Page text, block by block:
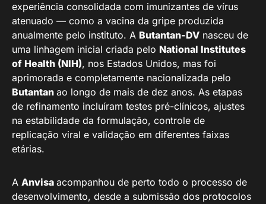
experiência consolidada com imunizantes de vírus
atenuado — como a vacina da gripe produzida
anualmente pelo instituto. A Butantan-DV nasceu de
uma linhagem inicial criada pelo National Institutes
of Health (NIH), nos Estados Unidos, mas foi
aprimorada e completamente nacionalizada pelo
Butantan ao longo de mais de dez anos. As etapas
de refinamento incluíram testes pré-clínicos, ajustes
na estabilidade da formulação, controle de
replicação viral e validação em diferentes faixas
etárias.
A Anvisa acompanhou de perto todo o processo de
desenvolvimento, desde a submissão dos protocolos